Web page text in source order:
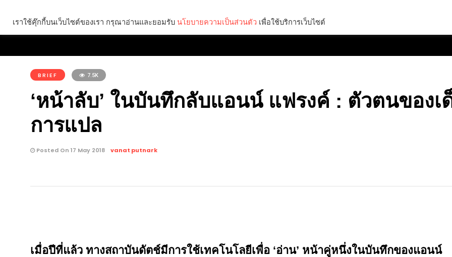
คุณกำลังอ่าน:
BRIEF 7.5K
‘หน้าลับ’ ในบันทึกลับแอนน์ แฟรงค์ : ตัวตนของเ
การแปล
Posted On 17 May 2018 vanat putnark
เมื่อปีที่แล้ว ทางสถาบันดัตช์มีการใช้เทคโนโลยีเพื่อ ‘อ่าน’ หน้าคู่หนึ่งในบันทึกของแอนน์
เราใช้คุ๊กกี้บนเว็บไซต์ของเรา กรุณาอ่านและยอมรับ นโยบายความเป็นส่วนตัว เพื่อใช้บริการเว็บไซต์